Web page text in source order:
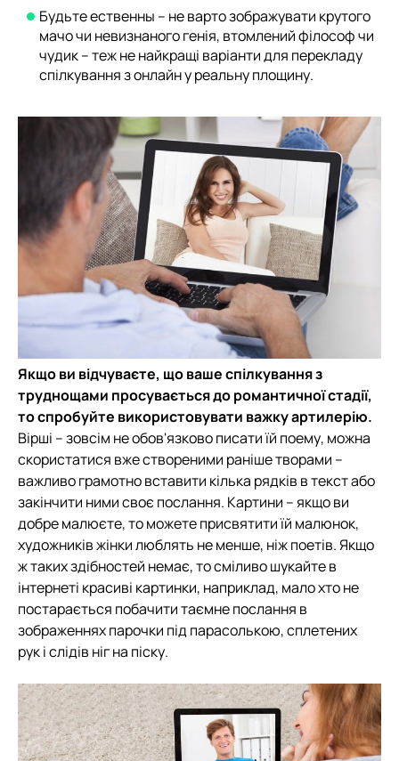
Будьте ественны – не варто зображувати крутого
мачо чи невизнаного генія, втомлений філософ чи
чудик – теж не найкращі варіанти для перекладу
спілкування з онлайн у реальну площину.
Якщо ви відчуваєте, що ваше спілкування з
труднощами просувається до романтичної стадії,
то спробуйте використовувати важку артилерію.
Вірші – зовсім не обов'язково писати їй поему, можна
скористатися вже створеними раніше творами –
важливо грамотно вставити кілька рядків в текст або
закінчити ними своє послання. Картини – якщо ви
добре малюєте, то можете присвятити їй малюнок,
художників жінки люблять не менше, ніж поетів. Якщо
ж таких здібностей немає, то сміливо шукайте в
інтернеті красиві картинки, наприклад, мало хто не
постарається побачити таємне послання в
зображеннях парочки під парасолькою, сплетених
рук і слідів ніг на піску.